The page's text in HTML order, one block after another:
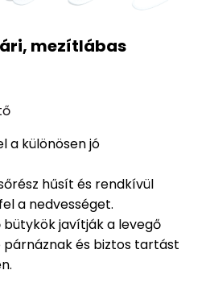
mezítlábas
a különösen jó
hűsít és rendkívül
a nedvességet.
bütykök javítják a levegő
és biztos tartást